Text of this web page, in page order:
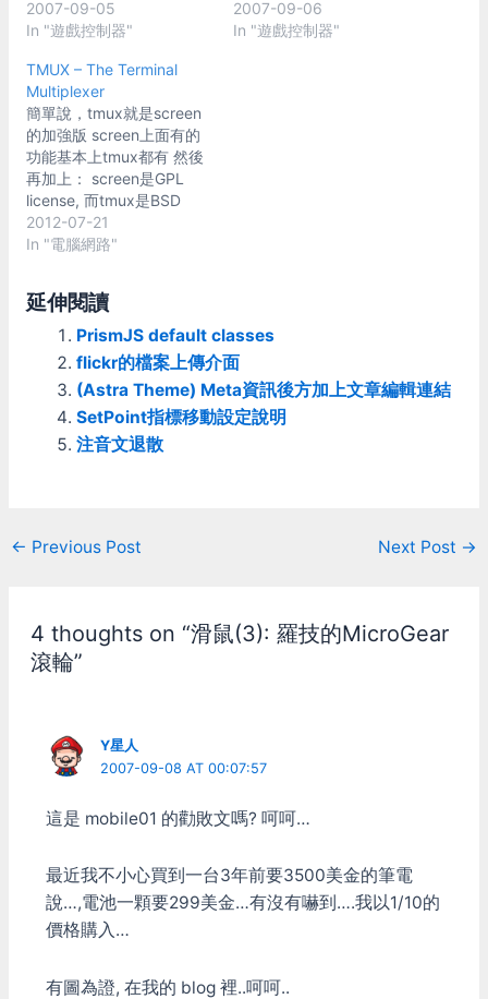
2007-09-05
In "遊戲控制器"
2007-09-06
In "遊戲控制器"
TMUX – The Terminal
Multiplexer
簡單說，tmux就是screen
的加強版 screen上面有的
功能基本上tmux都有 然後
再加上： screen是GPL
license, 而tmux是BSD
license，使用上更自由
tmux可以直接切換session
個session tmux可以開水
平/垂直分割窗格(pane)，
screen只能開水平視窗
tmux的窗格可以任意移
動、排列，甚至可以移出成
為獨立視窗，或在session
間移動 detach session
後，tmux會記得先前的視
格大小，screen只能用指令
窗格輸入的特異功能(但用
到機會不多就是) tmux為
和內部都可以使用，而且都
一樣，不需要另外記。
screen已經很多年沒有變動
了。 tmux缺點： screen比
器上頂多只會有screen，
tmux得自己想辦法。
screen內建telnet和serial
的client(不過我也沒用過就
令都比screen長。
2012-07-21
In "電腦網路"
延伸閱讀
PrismJS default classes
flickr的檔案上傳介面
(Astra Theme) Meta資訊後方加上文章編輯連結
SetPoint指標移動設定說明
注音文退散
Post
← Previous Post Next Post →
4 thoughts on “滑鼠(3): 羅技的MicroGear
滾輪”
Y星人
2007-09-08 AT 00:07:57
這是 mobile01 的勸敗文嗎? 呵呵…
最近我不小心買到一台3年前要3500美金的筆電
說…,電池一顆要299美金…有沒有嚇到….我以1/10的
價格購入…
有圖為證, 在我的 blog 裡..呵呵..